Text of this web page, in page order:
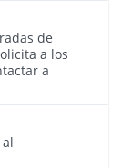
de
a los
a